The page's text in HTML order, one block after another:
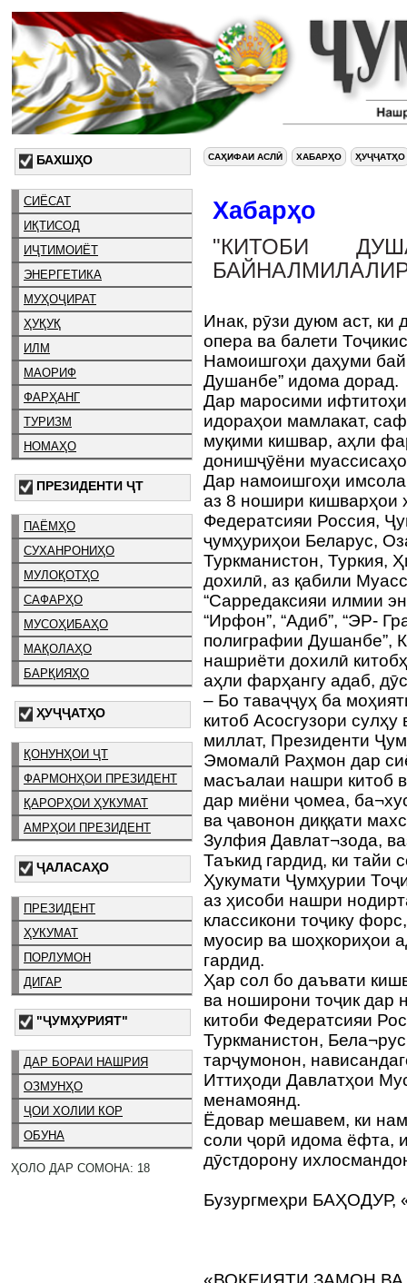
БАХШҲО
СИЁСАТ
ИҚТИСОД
ИҶТИМОИЁТ
ЭНЕРГЕТИКА
МУҲОҶИРАТ
ҲУҚУҚ
ИЛМ
МАОРИФ
ФАРҲАНГ
ТУРИЗМ
НОМАҲО
ПРЕЗИДЕНТИ ҶТ
ПАЁМҲО
СУХАНРОНИҲО
МУЛОҚОТҲО
САФАРҲО
МУСОҲИБАҲО
МАҚОЛАҲО
БАРҚИЯҲО
ҲУҶҶАТҲО
ҚОНУНҲОИ ҶТ
ФАРМОНҲОИ ПРЕЗИДЕНТ
ҚАРОРҲОИ ҲУКУМАТ
АМРҲОИ ПРЕЗИДЕНТ
ҶАЛАСАҲО
ПРЕЗИДЕНТ
ҲУКУМАТ
ПОРЛУМОН
ДИГАР
"ҶУМҲУРИЯТ"
ДАР БОРАИ НАШРИЯ
ОЗМУНҲО
ҶОИ ХОЛИИ КОР
ОБУНА
ҲОЛО ДАР СОМОНА: 18
САҲИФАИ АСЛӢ ХАБАРҲО ҲУҶҶАТҲО
Хабарҳо
"КИТОБИ
Инак, рӯзи дуюм аст, ки
опера ва балети
Намоишгоҳи даҳуми
Душанбе” идома дорад.
Дар маросими
идораҳои мамлакат,
муқими кишвар, аҳли
донишҷӯёни
Дар намоишгоҳи имсола
аз 8 ношири кишварҳои
Федератсияи Россия,
ҷумҳуриҳои Беларус,
Туркманистон, Туркия,
дохилӣ, аз қабили
“Сарредаксияи илмии
“Ирфон”, “Адиб”, “ЭР-
полиграфии Душанбе”,
нашриёти дохилӣ
аҳли фарҳангу адаб,
– Бо таваҷҷуҳ ба
китоб Асосгузори
миллат, Президенти
Эмомалӣ Раҳмон дар
масъалаи нашри китоб
дар миёни ҷомеа,
ва ҷавонон диққати
Зулфия Давлат¬зода,
Таъкид гардид, ки тайи
Ҳукумати Ҷумҳурии
аз ҳисоби нашри
классикони тоҷику
муосир ва шоҳкориҳои
гардид.
Ҳар сол бо даъвати
ва ноширони тоҷик
китоби Федератсияи
Туркманистон,
тарҷумонон,
Иттиҳоди Давлатҳои
менамоянд.
Ёдовар мешавем, ки
соли ҷорӣ идома ёфта,
дӯстдорону
Бузургмеҳри БАҲОДУР,